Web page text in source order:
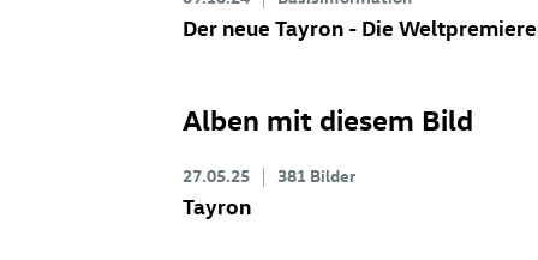
Der neue Tayron - Die Weltpremiere
Alben mit diesem Bild
27.05.25 381 Bilder
Tayron